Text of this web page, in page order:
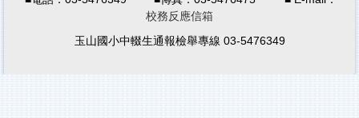
校務反應信箱
玉山國小中輟生通報檢舉專線 03-5476349